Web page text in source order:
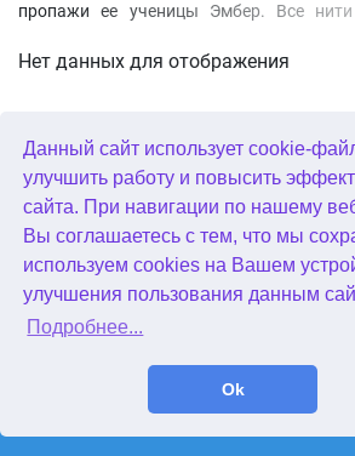
Данный сайт использует cookie-
улучшить работу и повысить
сайта. При навигации по нашему
Вы соглашаетесь с тем, что мы
используем cookies на Вашем
улучшения пользования данным
Подробнее...
Ok
пропажи ее ученицы Эмбер. Все нити
страстей в дело вмешивается магия,
неправильные руки!
Скачать бесплатно
Обряд посвящения. Идеальное
Коллекционноое
Нет данных для отображения
WellGames.com